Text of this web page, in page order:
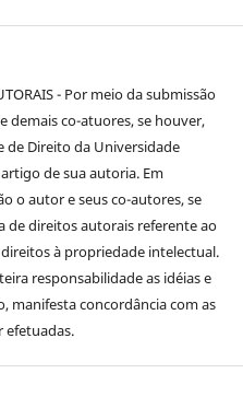
- Por meio da submissão
demais co-atuores, se houver,
de Direito da Universidade
de sua autoria. Em
o autor e seus co-autores, se
de direitos autorais referente ao
à propriedade intelectual.
responsabilidade as idéias e
manifesta concordância com as
efetuadas.